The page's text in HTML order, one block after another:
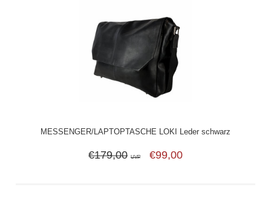
MESSENGER/LAPTOPTASCHE LOKI Leder schwarz
€179,00 UVP €99,00